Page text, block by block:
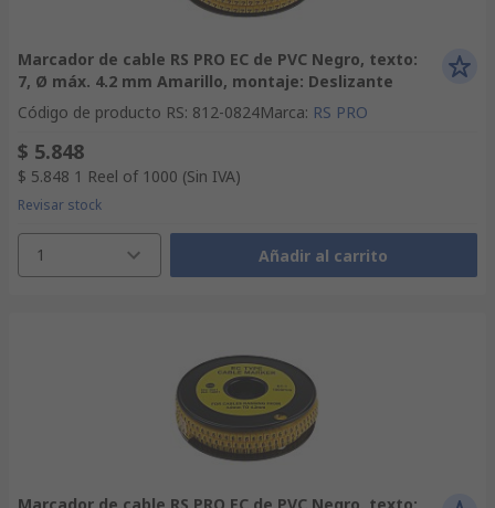
Marcador de cable RS PRO EC de PVC Negro, texto:
7, Ø máx. 4.2 mm Amarillo, montaje: Deslizante
Código de producto RS: 812-0824Marca: RS PRO
$ 5.848
$ 5.848 1 Reel of 1000 (Sin IVA)
Revisar stock
1 Añadir al carrito